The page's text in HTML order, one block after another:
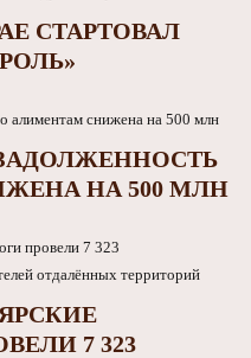
СТАРТОВАЛ
НА 500 МЛН
7 323